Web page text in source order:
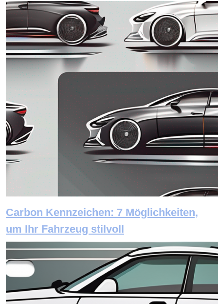
Carbon Kennzeichen: 7 Möglichkeiten,
um Ihr Fahrzeug stilvoll